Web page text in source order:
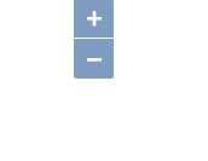
+
−